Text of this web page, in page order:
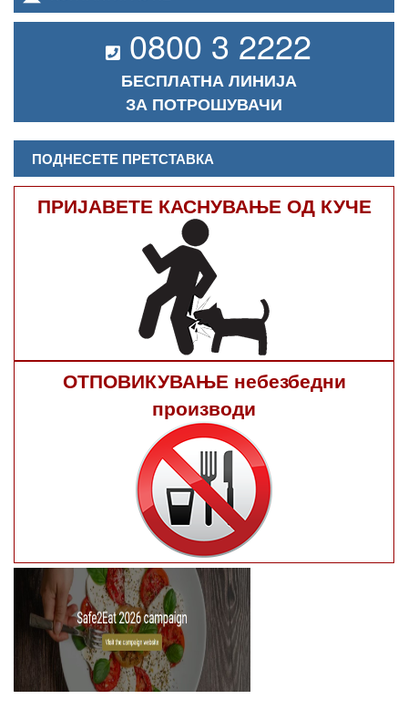
0800 3 2222
БЕСПЛАТНА ЛИНИЈА
ЗА ПОТРОШУВАЧИ
ПОДНЕСЕТЕ ПРЕТСТАВКА
ПРИЈАВЕТЕ КАСНУВАЊЕ ОД КУЧЕ
ОТПОВИКУВАЊЕ небезбедни
производи